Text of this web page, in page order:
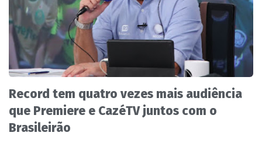
Record tem quatro vezes mais audiência
que Premiere e CazéTV juntos com o
Brasileirão